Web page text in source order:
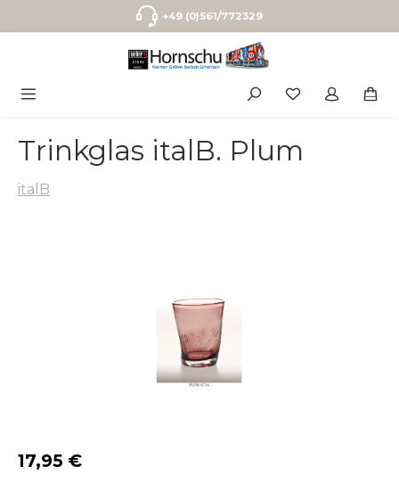
Zum Hauptinhalt springen+49 (0)561/772329
Trinkglas italB. Plum
italB
Regulärer Preis:
17,95 €